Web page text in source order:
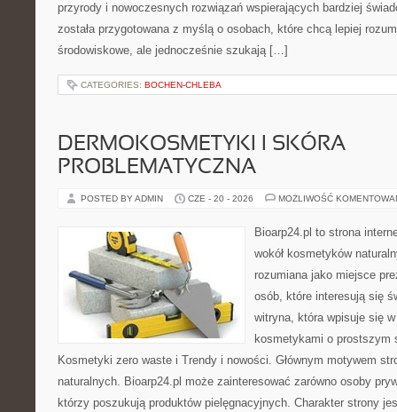
przyrody i nowoczesnych rozwiązań wspierających bardziej
została przygotowana z myślą o osobach, które chcą lepiej
środowiskowe, ale jednocześnie szukają […]
CATEGORIES: BOCHEN-CHLEBA
DERMOKOSMETYKI I SKÓRA
PROBLEMATYCZNA
POSTED BY ADMIN CZE - 20 - 2026 MOŻLIWOŚĆ
Bioarp24.pl to strona
wokół kosmetyków
rozumiana jako miejsce
osób, które interesują się
witryna, która wpisuje się
kosmetykami o prostszym
Kosmetyki zero waste i Trendy i nowości. Głównym motywem
naturalnych. Bioarp24.pl może zainteresować zarówno osoby
którzy poszukują produktów pielęgnacyjnych. Charakter strony